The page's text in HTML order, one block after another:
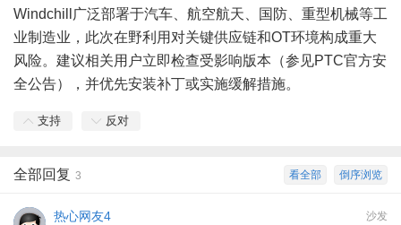
Windchill广泛部署于汽车、航空航天、国防、重型机械等工
业制造业，此次在野利用对关键供应链和OT环境构成重大
风险。建议相关用户立即检查受影响版本（参见PTC官方安
全公告），并优先安装补丁或实施缓解措施。
支持 反对
倒序浏览
看全部
全部回复 3
沙发
热心网友4